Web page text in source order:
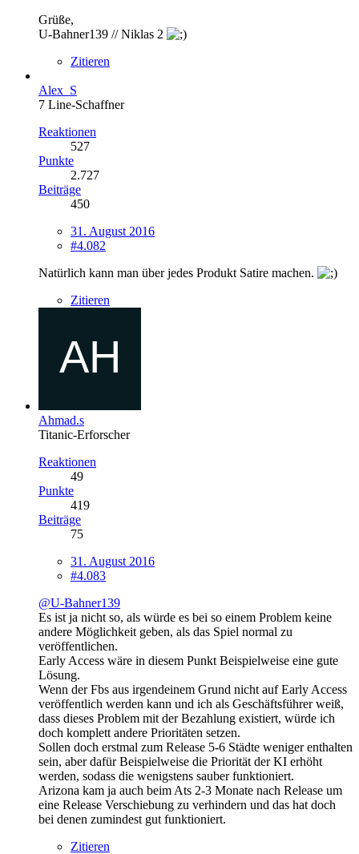
Grüße,
U-Bahner139 // Niklas 2
Zitieren
Alex_S
7 Line-Schaffner
Reaktionen
527
Punkte
2.727
Beiträge
450
31. August 2016
#4.082
Natürlich kann man über jedes Produkt Satire machen.
Zitieren
Ahmad.s
Titanic-Erforscher
Reaktionen
49
Punkte
419
Beiträge
75
31. August 2016
#4.083
@U-Bahner139
Es ist ja nicht so, als würde es bei so einem Problem keine
andere Möglichkeit geben, als das Spiel normal zu
veröffentlichen.
Early Access wäre in diesem Punkt Beispielweise eine gute
Lösung.
Wenn der Fbs aus irgendeinem Grund nicht auf Early Access
veröffentlich werden kann und ich als Geschäftsführer weiß,
dass dieses Problem mit der Bezahlung existiert, würde ich
doch komplett andere Prioritäten setzen.
Sollen doch erstmal zum Release 5-6 Städte weniger enthalten
sein, aber dafür Beispielweise die Priorität der KI erhöht
werden, sodass die wenigstens sauber funktioniert.
Arizona kam ja auch beim Ats 2-3 Monate nach Release um
eine Release Verschiebung zu verhindern und das hat doch
bei denen zumindest gut funktioniert.
Zitieren